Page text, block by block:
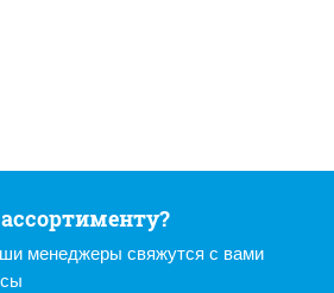
менеджеры свяжутся с вами